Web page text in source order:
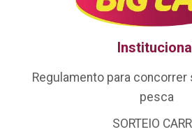
Regulamento para
pesca
SORTEIO